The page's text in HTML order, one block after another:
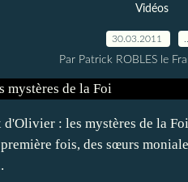
Vidéos
30.03.2011
Par Patrick ROBLES le
d'Olivier : les mystères de la
fois, des sœurs